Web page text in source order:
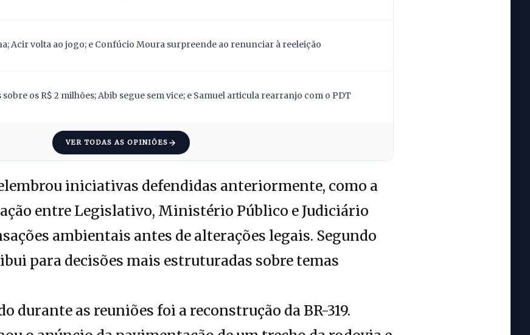
Acir volta ao jogo; e Confúcio Moura surpreende ao renunciar à reeleição
os R$ 2 milhões; Abib segue sem vice; e Samuel articula rearranjo com o PDT
VER TODAS AS OPINIÕES
iniciativas defendidas anteriormente, como a
entre Legislativo, Ministério Público e Judiciário
ambientais antes de alterações legais. Segundo
para decisões mais estruturadas sobre temas
durante as reuniões foi a reconstrução da BR-319.